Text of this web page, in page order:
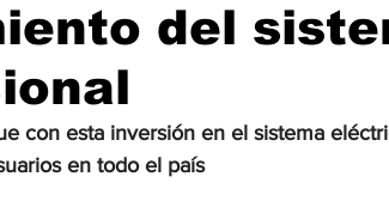
ENTRETENIMIENTO VIDA
JALISCO-ENRIQUE ALFARO JALISCO-
del
con esta inversión en el sistema
en todo el país